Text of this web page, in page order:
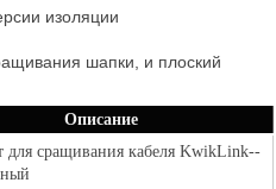
изоляции
шапки, и плоский
Описание
для сращивания кабеля KwikLink--